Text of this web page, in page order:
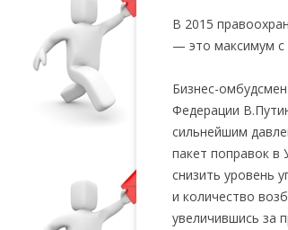
В 2015
— это максимум с
Бизнес-
Федерации
сильнейшим
пакет поправок в
снизить уровень
и количество
увеличившись за